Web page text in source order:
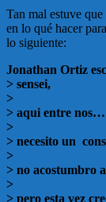
Tan mal estuve
en lo qué hacer
lo siguiente:
Jonathan Ortiz
> sensei,
>
> aqui entre nos…
>
> necesito un
>
> no
>
> pero esta vez